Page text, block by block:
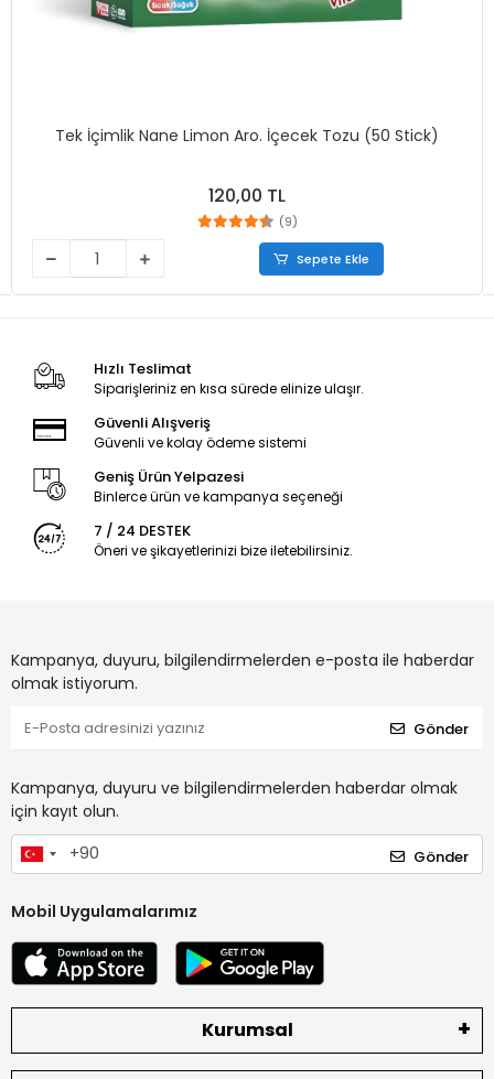
Tek İçimlik Nane Limon Aro. İçecek Tozu (50 Stick)
120,00 TL
(9)
Sepete Ekle
Hızlı Teslimat
Siparişleriniz en kısa sürede elinize ulaşır.
Güvenli Alışveriş
Güvenli ve kolay ödeme sistemi
Geniş Ürün Yelpazesi
Binlerce ürün ve kampanya seçeneği
7 / 24 DESTEK
Öneri ve şikayetlerinizi bize iletebilirsiniz.
Kampanya, duyuru, bilgilendirmelerden e-posta ile haberdar
olmak istiyorum.
Gönder
Kampanya, duyuru ve bilgilendirmelerden haberdar olmak
için kayıt olun.
Gönder
Mobil Uygulamalarımız
Kurumsal